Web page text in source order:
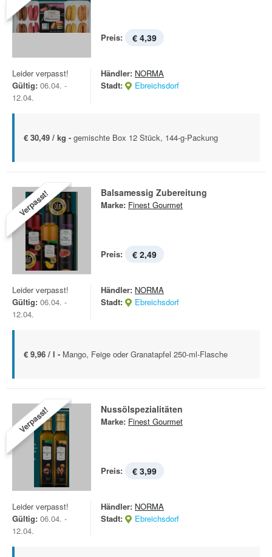
Preis: € 4,39
Leider verpasst!
Gültig: 06.04. -
12.04.
Händler: NORMA
Stadt:
Ebreichsdorf
€ 30,49 / kg - gemischte Box 12 Stück, 144-g-Packung
Verpasst! Balsamessig Zubereitung
Marke: Finest Gourmet
Preis: € 2,49
Leider verpasst!
Gültig: 06.04. -
12.04.
Händler: NORMA
Stadt:
Ebreichsdorf
€ 9,96 / l - Mango, Feige oder Granatapfel 250-ml-Flasche
Verpasst! Nussölspezialitäten
Marke: Finest Gourmet
Preis: € 3,99
Leider verpasst!
Gültig: 06.04. -
12.04.
Händler: NORMA
Stadt:
Ebreichsdorf